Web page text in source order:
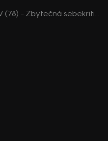
Prostřeno! XXV (78) - Zbytečná sebekritika